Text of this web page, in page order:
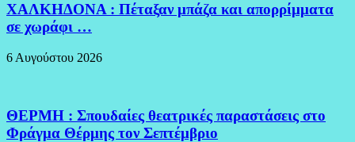
ΧΑΛΚΗΔΟΝΑ : Πέταξαν μπάζα και απορρίμματα
σε χωράφι …
6 Αυγούστου 2026
ΘΕΡΜΗ : Σπουδαίες θεατρικές παραστάσεις στο
Φράγμα Θέρμης τον Σεπτέμβριο